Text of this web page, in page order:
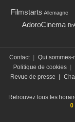
Filmstarts Allemagne
AdoroCinema
Contact Qui sommes-
Politique de cookies
Revue de presse
Retrouvez tous les
0